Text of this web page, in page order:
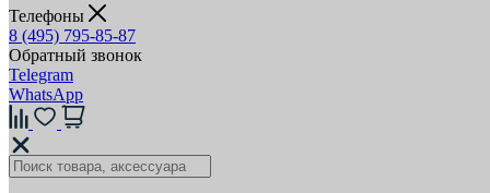
Телефоны
8 (495) 795-85-87
Обратный звонок
Telegram
WhatsApp